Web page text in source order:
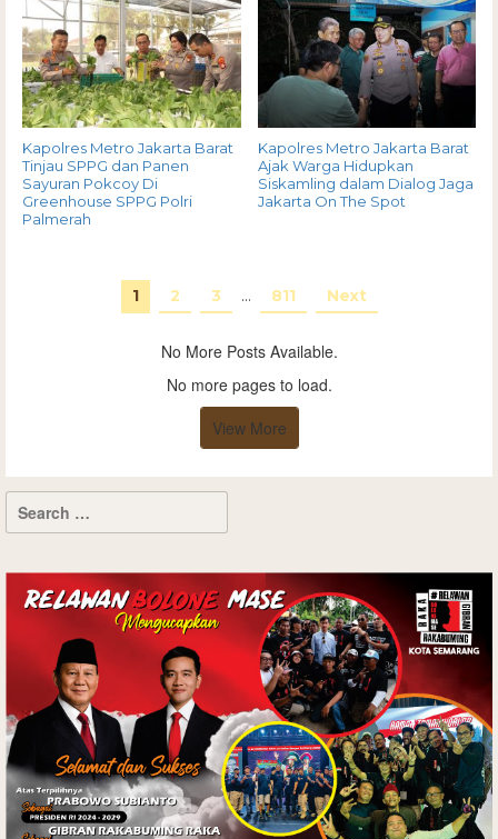
Kapolres Metro Jakarta Barat
Tinjau SPPG dan Panen
Sayuran Pokcoy Di
Greenhouse SPPG Polri
Palmerah
Kapolres Metro Jakarta Barat
Ajak Warga Hidupkan
Siskamling dalam Dialog Jaga
Jakarta On The Spot
1 2 3 … 811 Next
No More Posts Available.
No more pages to load.
View More